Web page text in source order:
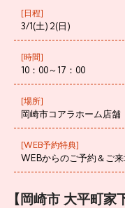
[日程]
3/1(土) 2(日)
[時間]
10：00～17：00
[場所]
岡崎市コアラホーム店舗
[WEB予約特典]
WEBからのご予約＆ご
【岡崎市 大平町家